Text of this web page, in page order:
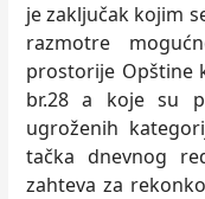
je zaključak kojim
razmotre
prostorije Opštine
br.28 a koje su
ugroženih
tačka dnevnog
zahteva za